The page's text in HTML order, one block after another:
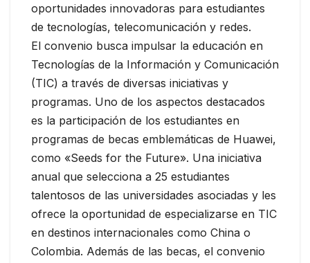
oportunidades innovadoras para estudiantes
de tecnologías, telecomunicación y redes.
El convenio busca impulsar la educación en
Tecnologías de la Información y Comunicación
(TIC) a través de diversas iniciativas y
programas. Uno de los aspectos destacados
es la participación de los estudiantes en
programas de becas emblemáticas de Huawei,
como «Seeds for the Future». Una iniciativa
anual que selecciona a 25 estudiantes
talentosos de las universidades asociadas y les
ofrece la oportunidad de especializarse en TIC
en destinos internacionales como China o
Colombia. Además de las becas, el convenio